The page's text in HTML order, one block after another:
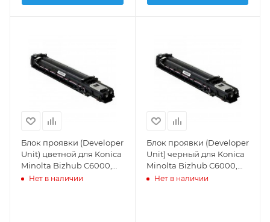
Блок проявки (Developer
Unit) цветной для Konica
Minolta Bizhub C6000,
C7000 - A1DUR74K00,
Нет в наличии
Блок проявки (Developer
Unit) черный для Konica
Minolta Bizhub C6000,
C7000 - A1DUR72S11,
Нет в наличии